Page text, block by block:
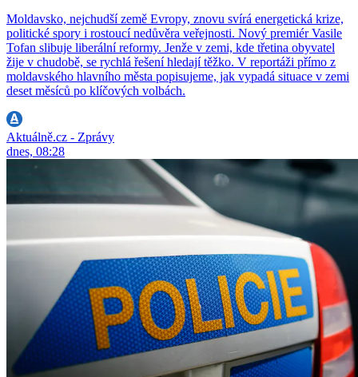
Moldavsko, nejchudší země Evropy, znovu svírá energetická krize,
politické spory i rostoucí nedůvěra veřejnosti. Nový premiér Vasile
Tofan slibuje liberální reformy. Jenže v zemi, kde třetina obyvatel
žije v chudobě, se rychlá řešení hledají těžko. V reportáži přímo z
moldavského hlavního města popisujeme, jak vypadá situace v zemi
deset měsíců po klíčových volbách.
Aktuálně.cz - Zprávy
dnes, 08:28